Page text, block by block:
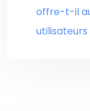
offre-t-il
utilisateurs